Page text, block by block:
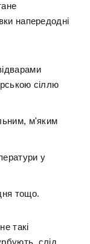
напередодні
сіллю
м'яким
у
тощо.
такі
слід